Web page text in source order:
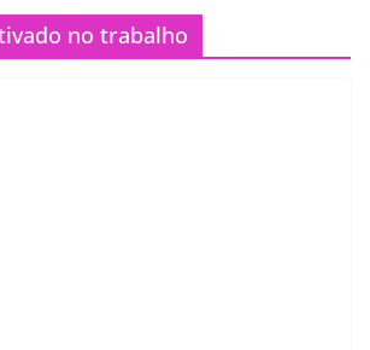
no trabalho